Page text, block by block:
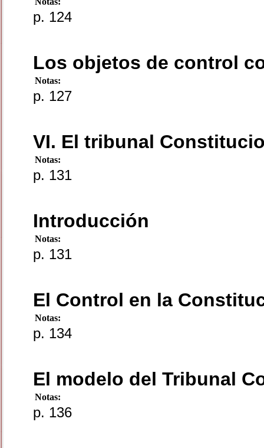
p. 124
Los objetos de control
Notas:
p. 127
VI. El tribunal
Notas:
p. 131
Introducción
Notas:
p. 131
El Control en la
Notas:
p. 134
El modelo del Tribunal
Notas:
p. 136